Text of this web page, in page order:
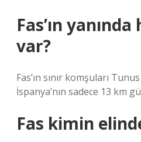
Fas’ın
var?
Fas’ın sınır komşuları
İspanya’nın sadece 13 km
Fas kimin